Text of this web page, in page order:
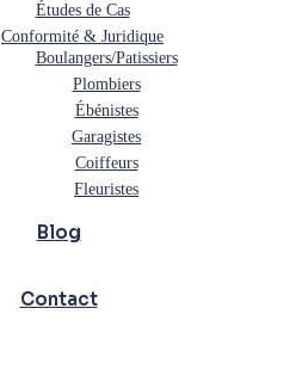
Études de Cas
Conformité & Juridique
Boulangers/Patissiers
Plombiers
Ébénistes
Garagistes
Coiffeurs
Fleuristes
Blog
Contact